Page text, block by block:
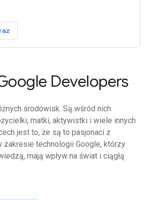
Developers
środowisk. Są wśród nich
matki, aktywistki i wiele innych
jest to, że są to pasjonaci z
zakresie technologii Google, którzy
mają wpływ na świat i ciągłą